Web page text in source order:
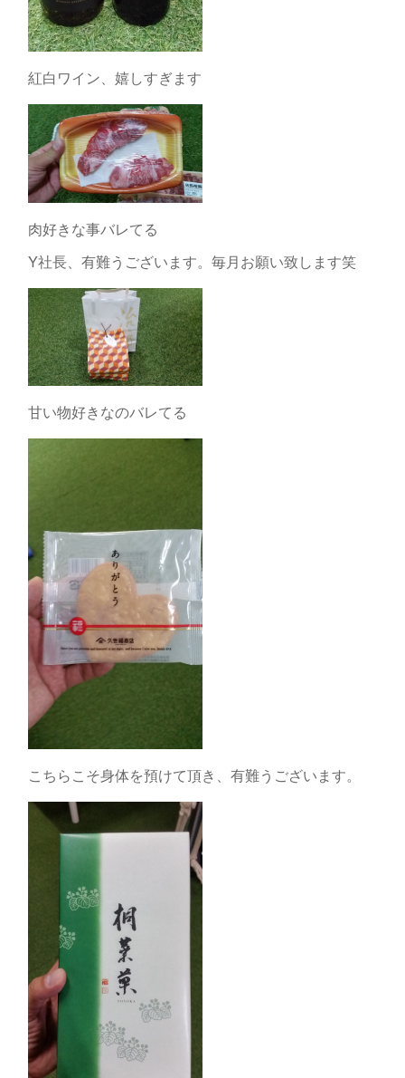
紅白ワイン、嬉しすぎます
肉好きな事バレてる
Y社長、有難うございます。毎月お願い致します笑
甘い物好きなのバレてる
こちらこそ身体を預けて頂き、有難うございます。